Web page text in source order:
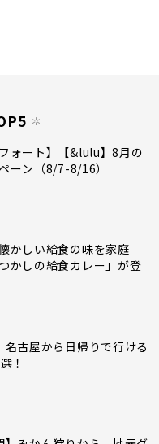
ォート】【&lulu】8月の
ーン（8/7-8/16）
かしい給食の味を家庭
かしの給食カレー」が登
名古屋から日帰りで行ける
！